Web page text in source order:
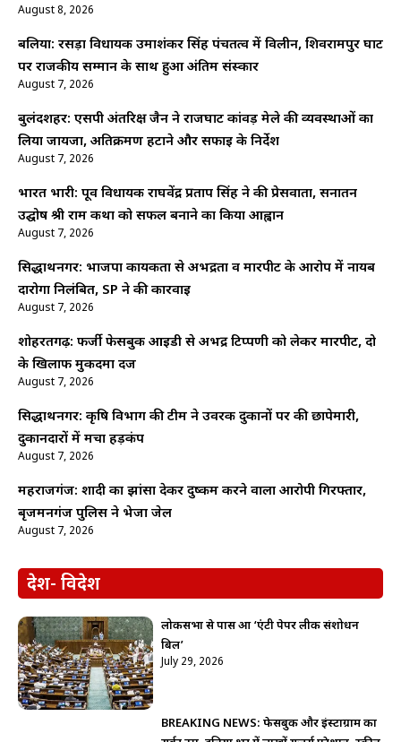
August 8, 2026
बलिया: रसड़ा विधायक उमाशंकर सिंह पंचतत्व में विलीन, शिवरामपुर घाट
पर राजकीय सम्मान के साथ हुआ अंतिम संस्कार
August 7, 2026
बुलंदशहर: एसपी अंतरिक्ष जैन ने राजघाट कांवड़ मेले की व्यवस्थाओं का
लिया जायजा, अतिक्रमण हटाने और सफाई के निर्देश
August 7, 2026
भारत भारी: पूर्व विधायक राघवेंद्र प्रताप सिंह ने की प्रेसवार्ता, सनातन
उद्घोष श्री राम कथा को सफल बनाने का किया आह्वान
August 7, 2026
सिद्धार्थनगर: भाजपा कार्यकर्ता से अभद्रता व मारपीट के आरोप में नायब
दारोगा निलंबित, SP ने की कार्रवाई
August 7, 2026
शोहरतगढ़: फर्जी फेसबुक आईडी से अभद्र टिप्पणी को लेकर मारपीट, दो
के खिलाफ मुकदमा दर्ज
August 7, 2026
सिद्धार्थनगर: कृषि विभाग की टीम ने उर्वरक दुकानों पर की छापेमारी,
दुकानदारों में मचा हड़कंप
August 7, 2026
महराजगंज: शादी का झांसा देकर दुष्कर्म करने वाला आरोपी गिरफ्तार,
बृजमनगंज पुलिस ने भेजा जेल
August 7, 2026
देश- विदेश
लोकसभा से पास हुआ ‘एंटी पेपर लीक संशोधन
बिल’
July 29, 2026
BREAKING NEWS: फेसबुक और इंस्टाग्राम का